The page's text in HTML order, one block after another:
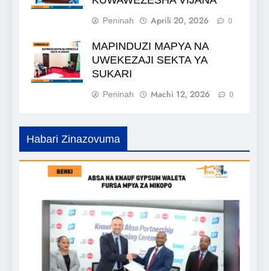
Peninah Aprili 20, 2026 0
MAPINDUZI MAPYA NA
UWEKEZAJI SEKTA YA
SUKARI
Peninah Machi 12, 2026 0
Habari Zinazovuma